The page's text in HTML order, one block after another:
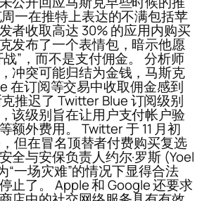
一在推特上表达的不满包括苹
者收取高达 30% 的应用内购买
发布了一个表情包，暗示他愿
”，而不是支付佣金。 分析师
冲突可能归结为金钱，马斯克
在订阅等交易中收取佣金感到
推迟了 Twitter Blue 订阅级别
该级别旨在让用户支付帐户验
额外费用。 Twitter 于 11 月初
但在冒名顶替者付费购买复选
全与安保负责人约尔·罗斯 (Yoel
“一场灾难”的情况下显得合法
止了。 Apple 和 Google 还要求